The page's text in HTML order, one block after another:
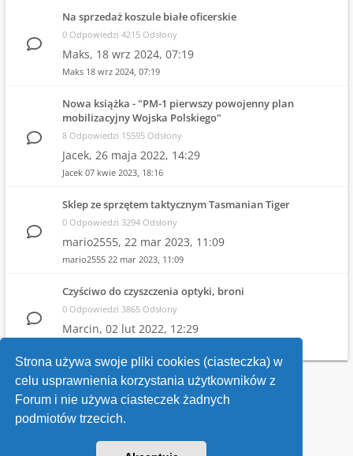
Strona używa swoje pliki cookies (ciasteczka) w
celu usprawnienia korzystania użytkowników z
Forum i nie używa ciasteczek żadnych
podmiotów trzecich.
Na sprzedaż koszule białe oficerskie
0 Odpowiedzi 4215 Odsłony
Maks, 18 wrz 2024, 07:19
Maks 18 wrz 2024, 07:19
Nowa książka - "PM-1 pierwszy powojenny plan
mobilizacyjny Wojska Polskiego"
8 Odpowiedzi 15595 Odsłony
Jacek, 26 maja 2022, 14:29
Jacek 07 kwie 2023, 18:16
Sklep ze sprzętem taktycznym Tasmanian Tiger
0 Odpowiedzi 3294 Odsłony
mario2555, 22 mar 2023, 11:09
mario2555 22 mar 2023, 11:09
Czyściwo do czyszczenia optyki, broni
0 Odpowiedzi 3865 Odsłony
Marcin, 02 lut 2022, 12:29
Wróć do wykazu forów